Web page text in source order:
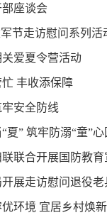
座谈会
节走访慰问系列活
爱夏令营活动
丰收添保障
安全防线
夏” 筑牢防溺“童”心
联合开展国防教
展走访慰问退役老
环境 宜居乡村焕